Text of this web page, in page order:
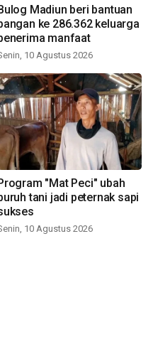
Madiun beri bantuan
ke 286.362 keluarga
manfaat
10 Agustus 2026
"Mat Peci" ubah
tani jadi peternak sapi
10 Agustus 2026